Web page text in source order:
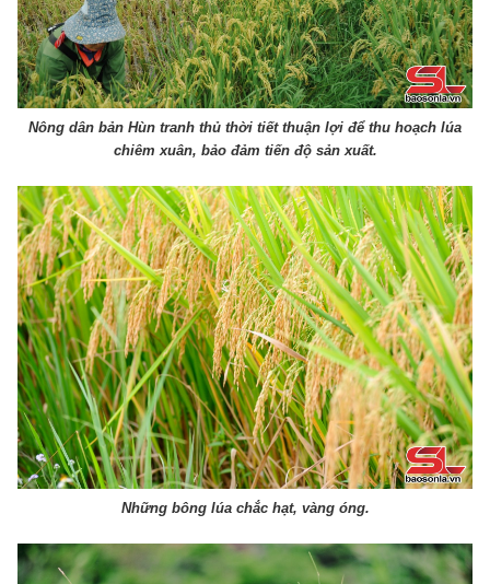
Nông dân bản Hùn tranh thủ thời tiết thuận lợi để thu hoạch lúa
chiêm xuân, bảo đảm tiến độ sản xuất.
Những bông lúa chắc hạt, vàng óng.